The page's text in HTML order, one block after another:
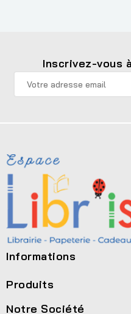
Inscrivez-vous
Informations
Produits
Notre Société